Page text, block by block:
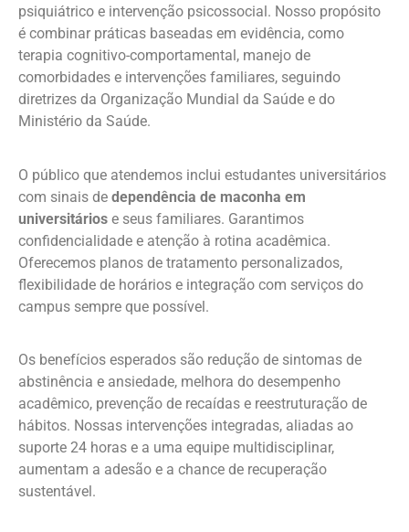
psiquiátrico e intervenção psicossocial. Nosso propósito
é combinar práticas baseadas em evidência, como
terapia cognitivo-comportamental, manejo de
comorbidades e intervenções familiares, seguindo
diretrizes da Organização Mundial da Saúde e do
Ministério da Saúde.
O público que atendemos inclui estudantes universitários
com sinais de dependência de maconha em
universitários e seus familiares. Garantimos
confidencialidade e atenção à rotina acadêmica.
Oferecemos planos de tratamento personalizados,
flexibilidade de horários e integração com serviços do
campus sempre que possível.
Os benefícios esperados são redução de sintomas de
abstinência e ansiedade, melhora do desempenho
acadêmico, prevenção de recaídas e reestruturação de
hábitos. Nossas intervenções integradas, aliadas ao
suporte 24 horas e a uma equipe multidisciplinar,
aumentam a adesão e a chance de recuperação
sustentável.